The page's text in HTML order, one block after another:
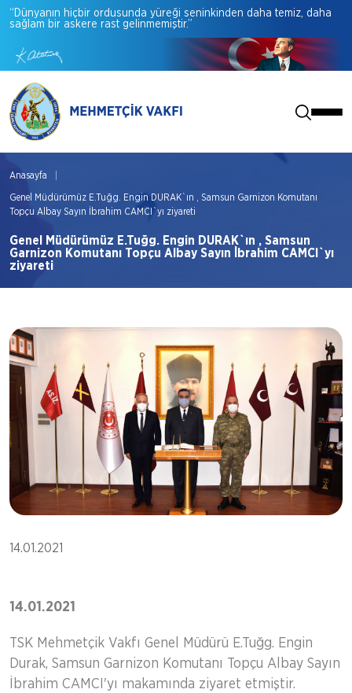
“Dünyanın hiçbir ordusunda yüreği seninkinden daha temiz, daha
sağlam bir askere rast gelinmemiştir.”
Anasayfa
Genel Müdürümüz E.Tuğg. Engin DURAK`ın , Samsun Garnizon Komutanı
Topçu Albay Sayın İbrahim CAMCI`yı ziyareti
Genel Müdürümüz E.Tuğg. Engin DURAK`ın , Samsun
Garnizon Komutanı Topçu Albay Sayın İbrahim CAMCI`yı
ziyareti
14.01.2021
14.01.2021
TSK Mehmetçik Vakfı Genel Müdürü E.Tuğg. Engin
Durak, Samsun Garnizon Komutanı Topçu Albay Sayın
İbrahim CAMCI'yı makamında ziyaret etmiştir.